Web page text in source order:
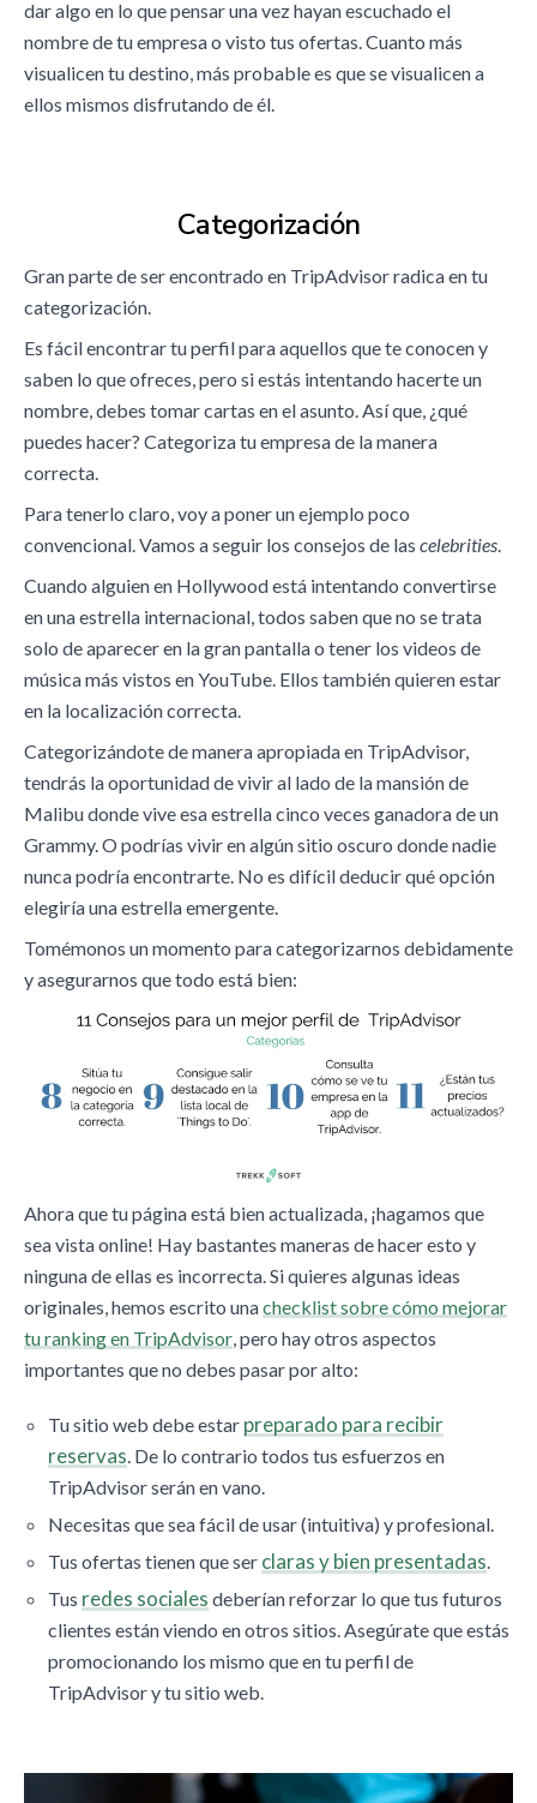
dar algo en lo que pensar una vez hayan escuchado el
nombre de tu empresa o visto tus ofertas. Cuanto más
visualicen tu destino, más probable es que se visualicen a
ellos mismos disfrutando de él.
Categorización
Gran parte de ser encontrado en TripAdvisor radica en tu
categorización.
Es fácil encontrar tu perfil para aquellos que te conocen y
saben lo que ofreces, pero si estás intentando hacerte un
nombre, debes tomar cartas en el asunto. Así que, ¿qué
puedes hacer? Categoriza tu empresa de la manera
correcta.
Para tenerlo claro, voy a poner un ejemplo poco
convencional. Vamos a seguir los consejos de las celebrities.
Cuando alguien en Hollywood está intentando convertirse
en una estrella internacional, todos saben que no se trata
solo de aparecer en la gran pantalla o tener los videos de
música más vistos en YouTube. Ellos también quieren estar
en la localización correcta.
Categorizándote de manera apropiada en TripAdvisor,
tendrás la oportunidad de vivir al lado de la mansión de
Malibu donde vive esa estrella cinco veces ganadora de un
Grammy. O podrías vivir en algún sitio oscuro donde nadie
nunca podría encontrarte. No es difícil deducir qué opción
elegiría una estrella emergente.
Tomémonos un momento para categorizarnos debidamente
y asegurarnos que todo está bien:
Ahora que tu página está bien actualizada, ¡hagamos que
sea vista online! Hay bastantes maneras de hacer esto y
ninguna de ellas es incorrecta. Si quieres algunas ideas
originales, hemos escrito unachecklist sobre cómo mejorar
tu ranking en TripAdvisor, pero hay otros aspectos
importantes que no debes pasar por alto:
Tu sitio web debe estar preparado para recibir
reservas. De lo contrario todos tus esfuerzos en
TripAdvisor serán en vano.
Necesitas que sea fácil de usar (intuitiva) y profesional.
Tus ofertas tienen que ser claras y bien presentadas.
Tus redes sociales deberían reforzar lo que tus futuros
clientes están viendo en otros sitios. Asegúrate que estás
promocionando los mismo que en tu perfil de
TripAdvisor y tu sitio web.